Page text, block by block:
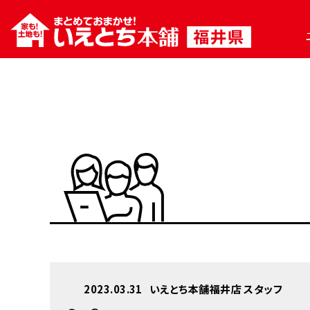
2023.03.31 いえとち本舗福井店 スタッフ